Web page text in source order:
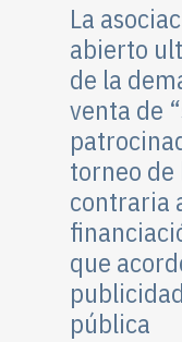
La
abierto
de la
venta de
torneo de
contraria
que
pública